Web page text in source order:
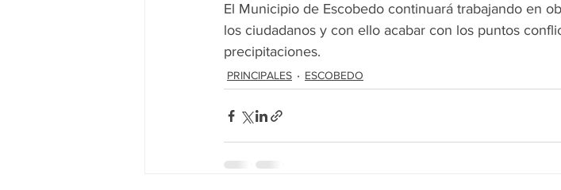
El Municipio de Escobedo continuará trabajando en
los ciudadanos y con ello acabar con los puntos
precipitaciones.
PRINCIPALES ESCOBEDO